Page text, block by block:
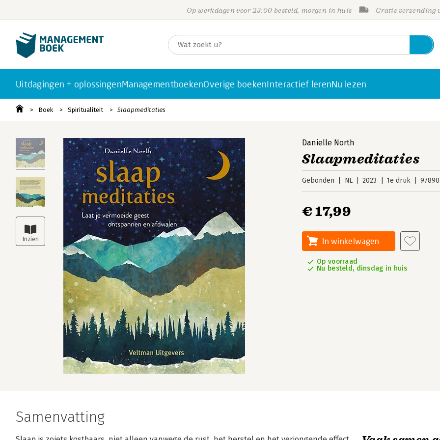
Op werkdagen voor 23:00 besteld, morgen in huis Gratis verzending
Uitdagingen + oplossingenManagementboekenOverige boekenInteractief lerenNu lezen
Boek Spiritualiteit Slaapmeditaties
Danielle North
Slaapmeditaties
Gebonden NL 2023 1e druk
€ 17,99
In winkelwagen
Op voorraad
Nu besteld, dinsdag in huis
Samenvatting